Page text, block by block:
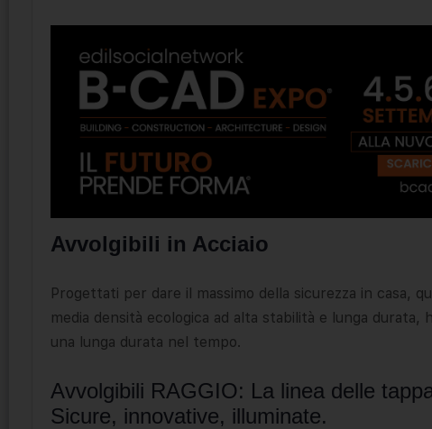
Avvolgibili in Acciaio
Progettati per dare il massimo della sicurezza in casa,
media densità ecologica ad alta stabilità e lunga
una lunga durata nel tempo.
Avvolgibili RAGGIO: La linea delle
Sicure, innovative, illuminate.